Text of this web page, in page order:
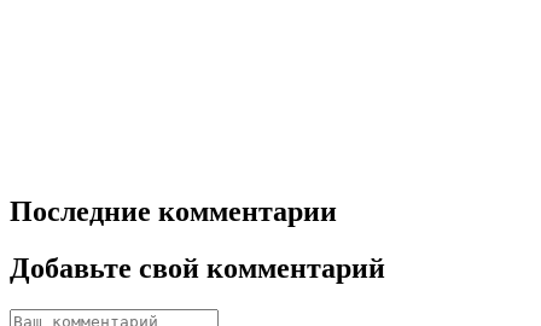
Последние комментарии
Добавьте свой комментарий